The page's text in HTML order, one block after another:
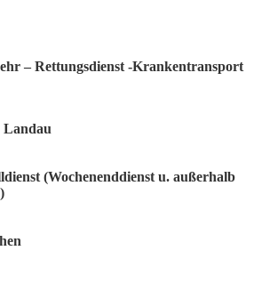
– Rettungsdienst -Krankentransport
Landau
(Wochenenddienst u. außerhalb